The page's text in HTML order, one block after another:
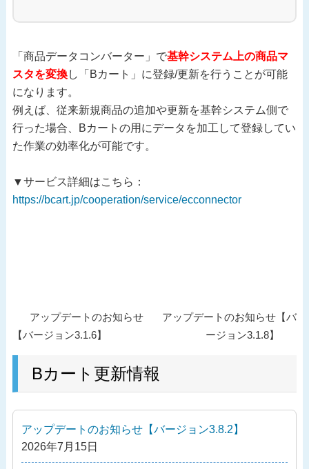
「商品データコンバーター」で基幹システム上の商品マ
スタを変換し「Bカート」に登録/更新を行うことが可能
になります。
例えば、従来新規商品の追加や更新を基幹システム側で
行った場合、Bカートの用にデータを加工して登録してい
た作業の効率化が可能です。
▼サービス詳細はこちら：
https://bcart.jp/cooperation/service/ecconnector
ナ
シ
ョ
ン
過
去
投
アップデートのお知らせ
【バージョン3.1.6】
次
アップデートのお知らせ【バ
ージョン3.1.8】
Bカート更新情報
アップデートのお知らせ【バージョン3.8.2】
2026年7月15日